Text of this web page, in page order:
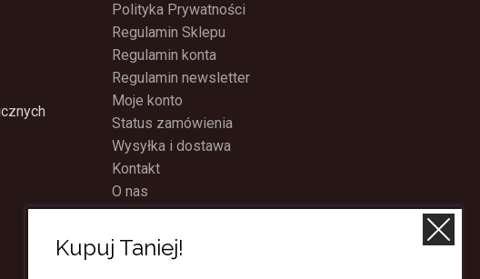
Polityka Prywatności
Regulamin Sklepu
Regulamin konta
Regulamin newsletter
Moje konto
Status zamówienia
Wysyłka i dostawa
Kontakt
O nas
Program Lojalnościowy
Kupuj Taniej!